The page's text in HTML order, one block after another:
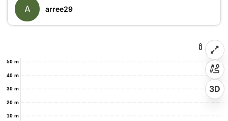
A arree29
10 m
20 m
30 m
40 m
50 m
3D